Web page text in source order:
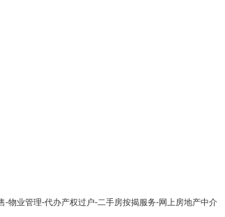
物业管理-代办产权过户-二手房按揭服务-网上房地产中介